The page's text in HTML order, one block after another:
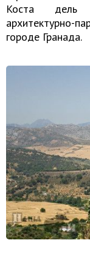
Коста дель
городе Гранада.